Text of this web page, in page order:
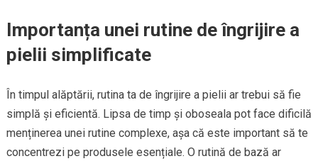
Importanța unei rutine de îngrijire a
pielii simplificate
În timpul alăptării, rutina ta de îngrijire a pielii ar trebui să fie
simplă și eficientă. Lipsa de timp și oboseala pot face dificilă
menținerea unei rutine complexe, așa că este important să te
concentrezi pe produsele esențiale. O rutină de bază ar